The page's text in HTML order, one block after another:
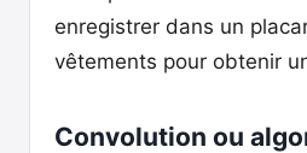
enregistrer dans un
vêtements pour obtenir
Convolution ou